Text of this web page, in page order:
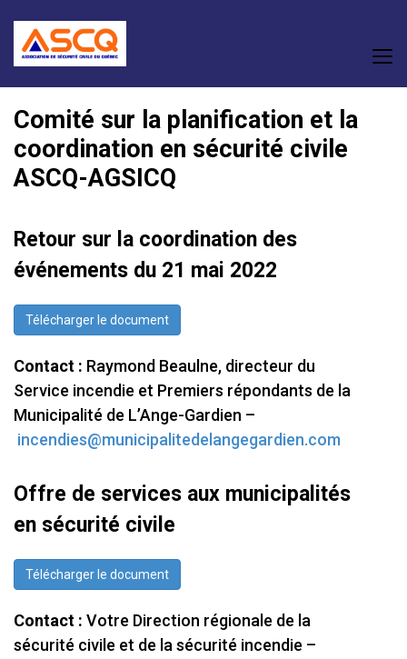
Comité sur la planification et la
coordination en sécurité civile
ASCQ-AGSICQ
Retour sur la coordination des
événements du 21 mai 2022
Télécharger le document
Contact : Raymond Beaulne, directeur du
Service incendie et Premiers répondants de la
Municipalité de L’Ange-Gardien –
incendies@municipalitedelangegardien.com
Offre de services aux municipalités
en sécurité civile
Télécharger le document
Contact : Votre Direction régionale de la
sécurité civile et de la sécurité incendie –